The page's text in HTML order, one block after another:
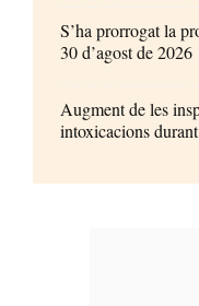
S’ha prorrogat la
30 d’agost de 2026
Augment de les
intoxicacions